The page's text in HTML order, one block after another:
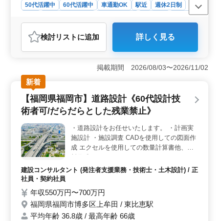
50代活躍中 60代活躍中 車通勤OK 駅近
週休2日制
正社員
建設コンサルタント
おすすめポイント
＜好条件のポイント＞ 中高年が活躍できる環境で、土
日休みの勤務体制で発注者支援業務に携わるチャンスで
す。年収500万円〜700万円の高給与や、正社員、契約社
員、派遣社員の柔軟な雇用形態が用意されています。ま
た、残業が少なめであるため、ワークライフバランスを
大切にする方にも最適です。 ＜業務内容＞ 主に東
北エリア全域の道路、河川、橋梁、構造物などの案件に
作など幅広い業務があり、経験を活かしてスキルをさら
に磨くことができます。また、現場での打ち合わせや資
料作成など、コミュニケーション能力や文書作成能力も
求められます。 ＜歓迎条件＞ 1級土木施工管理技士
やRCCMなどの資格をお持ちの方や、土木施工管理業務
経験者、発注者支援業務経験者の方々が優遇されます。
50代以上の方々のご応募をお待ちしています。経験豊富
な方々のご応募を歓迎し、活躍の場を広げていきましょ
う。
検討リスト に追加 詳しく見る
掲載期間 2026/08/03〜2026/11/02
新着
【福岡県福岡市】道路設計《60代設計技
術者可/だらだらとした残業禁止》
・道路設計をお任せいたします。 ・計画実
施設計 ・施設調査 CADを使用しての図面作
成 エクセルを使用しての数量計算書他、資
建設コンサルタント (発注者支援業務・技術士・土木設計) / 正
社員・契約社員
年収550万円〜700万円
福岡県福岡市博多区上牟田 / 東比恵駅
平均年齢 36.8歳 / 最高年齢 66歳